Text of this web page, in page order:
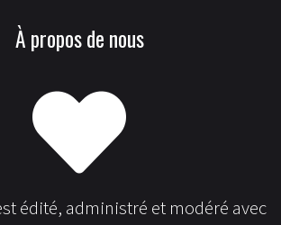
À propos de nous
édité, administré et modéré avec